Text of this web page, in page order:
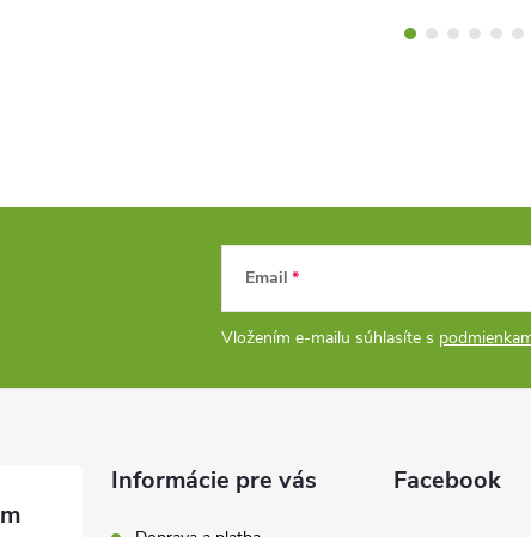
Email
Vložením e-mailu súhlasíte s
Informácie pre vás Facebook